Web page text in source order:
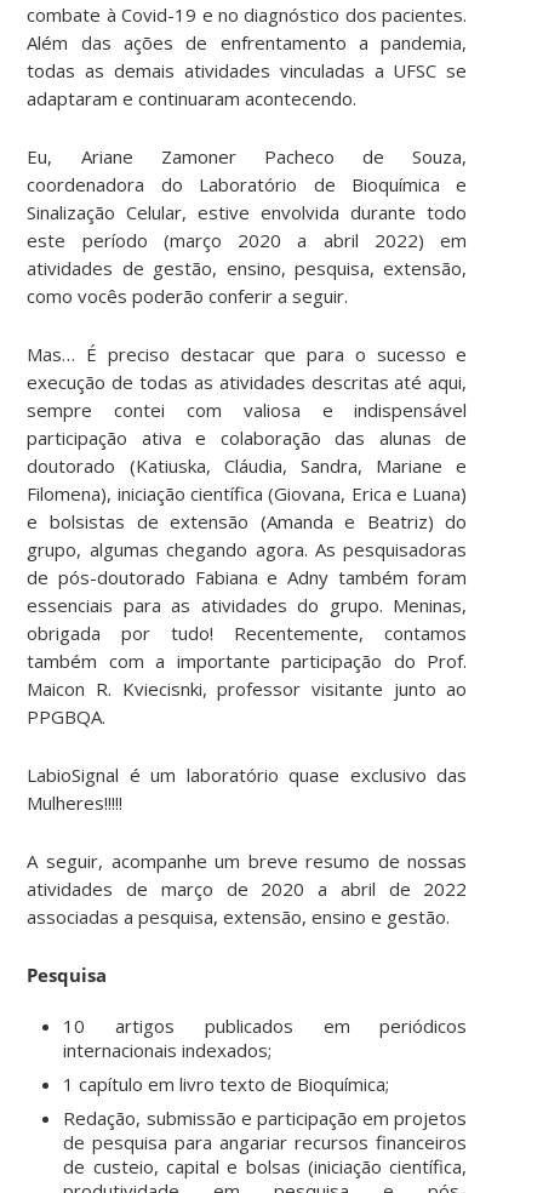
combate à Covid-19 e no diagnóstico dos pacientes.
Além das ações de enfrentamento a pandemia,
todas as demais atividades vinculadas a UFSC se
adaptaram e continuaram acontecendo.
Eu, Ariane Zamoner Pacheco de Souza,
coordenadora do Laboratório de Bioquímica e
Sinalização Celular, estive envolvida durante todo
este período (março 2020 a abril 2022) em
atividades de gestão, ensino, pesquisa, extensão,
como vocês poderão conferir a seguir.
Mas… É preciso destacar que para o sucesso e
execução de todas as atividades descritas até aqui,
sempre contei com valiosa e indispensável
participação ativa e colaboração das alunas de
doutorado (Katiuska, Cláudia, Sandra, Mariane e
Filomena), iniciação científica (Giovana, Erica e Luana)
e bolsistas de extensão (Amanda e Beatriz) do
grupo, algumas chegando agora. As pesquisadoras
de pós-doutorado Fabiana e Adny também foram
essenciais para as atividades do grupo. Meninas,
obrigada por tudo! Recentemente, contamos
também com a importante participação do Prof.
Maicon R. Kviecisnki, professor visitante junto ao
PPGBQA.
LabioSignal é um laboratório quase exclusivo das
Mulheres!!!!!
A seguir, acompanhe um breve resumo de nossas
atividades de março de 2020 a abril de 2022
associadas a pesquisa, extensão, ensino e gestão.
Pesquisa
10 artigos publicados em periódicos
internacionais indexados;
1 capítulo em livro texto de Bioquímica;
Redação, submissão e participação em projetos
de pesquisa para angariar recursos financeiros
de custeio, capital e bolsas (iniciação científica,